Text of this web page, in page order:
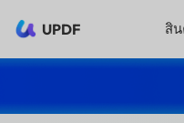
UPDF สิ